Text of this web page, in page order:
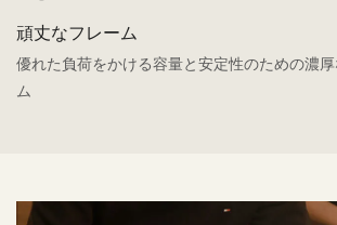
頑丈なフレーム
優れた負荷をかける容量と安定性のための濃
ム